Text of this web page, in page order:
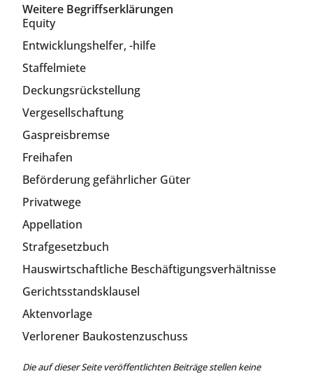
Weitere Begriffserklärungen
Equity
Entwicklungshelfer, -hilfe
Staffelmiete
Deckungsrückstellung
Vergesellschaftung
Gaspreisbremse
Freihafen
Beförderung gefährlicher Güter
Privatwege
Appellation
Strafgesetzbuch
Hauswirtschaftliche Beschäftigungsverhältnisse
Gerichtsstandsklausel
Aktenvorlage
Verlorener Baukostenzuschuss
Die auf dieser Seite veröffentlichten Beiträge stellen keine